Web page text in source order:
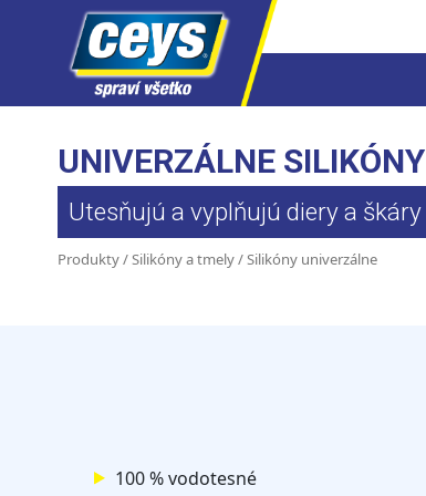
UNIVERZÁLNE SILIKÓNY
Utesňujú a vyplňujú diery a škáry
Produkty/Silikóny a tmely/ Silikóny univerzálne
100 % vodotesné